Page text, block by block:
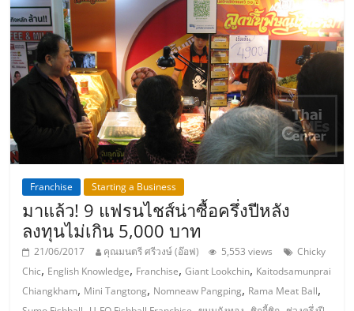
ไชส์
แฟ
รน
ไชส์
ขาย
หน้า
บ้าน
Franchise Starting a Business
มาแล้ว! 9 แฟรนไชส์น่าซื้อครึ่งปีหลัง
ลงทุนไม่เกิน 5,000 บาท
21/06/2017 คุณมนตรี ศรีวงษ์ (อ๊อฟ) 5,553 views
Chicky
Chic, English Knowledge, Franchise,Giant Lookchin, Kaitodsamunprai
Chiangkham, Mini Tangtong, Nomneaw Pangping, Rama Meat Ball,